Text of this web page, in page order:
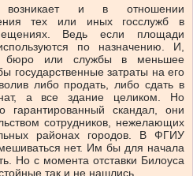
и в отношении
тех или иных госслужб в
Ведь если площади
по назначению. И,
бюро или службы в меньшее
государственные затраты на его
либо продать, либо сдать в
а все здание целиком. Но
скандал, они
сотрудников, нежелающих
районах городов. В ФГИУ
нет. Им бы для начала
Но с момента отставки Билоуса
так и не нашлись.